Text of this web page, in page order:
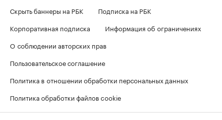
Скрыть баннеры на РБК
Подписка на РБК
Корпоративная подписка
Информация об ограничениях
О соблюдении авторских прав
Пользовательское соглашение
Политика в отношении обработки персональных данных
Политика обработки файлов cookie